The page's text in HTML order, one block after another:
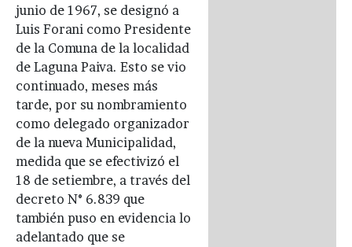
junio de 1967, se designó a
Luis Forani como Presidente
de la Comuna de la localidad
de Laguna Paiva. Esto se vio
continuado, meses más
tarde, por su nombramiento
como delegado organizador
de la nueva Municipalidad,
medida que se efectivizó el
18 de setiembre, a través del
decreto N° 6.839 que
también puso en evidencia lo
adelantado que se